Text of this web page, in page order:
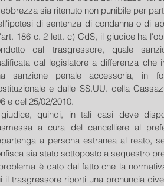
sia ritenuto non punibile per
di sentenza di condanna o di
186 c. 2 lett. c) CdS, il giudice ha
dal trasgressore, quale
dal legislatore a differenza che
sanzione penale accessoria, in
e dalle SS.UU. della
e del 25/02/2010.
quindi, in tali casi deve
a cura del cancelliere al
a persona estranea al reato,
sia stato sottoposto a sequestro
è dato dal fatto che la
il trasgressore riporti una pronuncia